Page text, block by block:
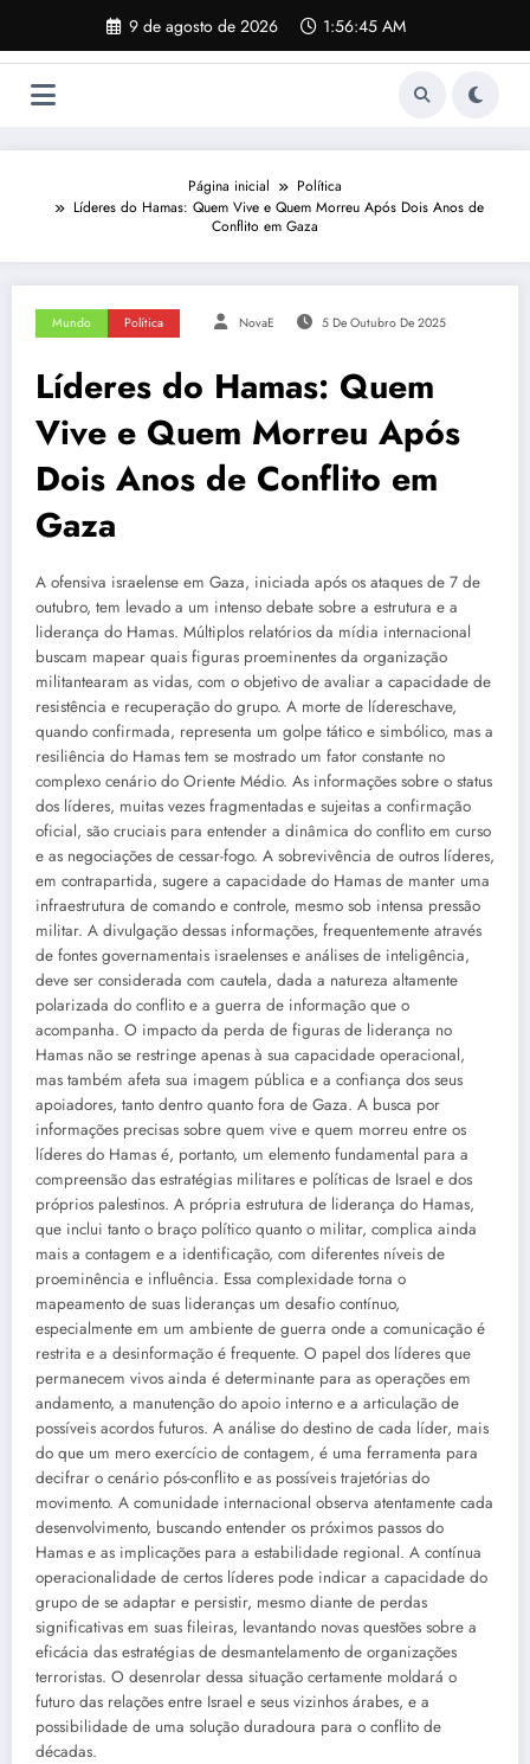
o
9 de agosto de 2026 1:56:46 AM
Página inicial
Política
Líderes do Hamas: Quem Vive e Quem Morreu Após Dois Anos de
Conflito em Gaza
Mundo Política NovaE 5 De Outubro De 2025
Líderes do Hamas: Quem
Vive e Quem Morreu Após
Dois Anos de Conflito em
Gaza
A ofensiva israelense em Gaza, iniciada após os ataques de 7 de
outubro, tem levado a um intenso debate sobre a estrutura e a
liderança do Hamas. Múltiplos relatórios da mídia internacional
buscam mapear quais figuras proeminentes da organização
militantearam as vidas, com o objetivo de avaliar a capacidade de
resistência e recuperação do grupo. A morte de lídereschave,
quando confirmada, representa um golpe tático e simbólico, mas a
resiliência do Hamas tem se mostrado um fator constante no
complexo cenário do Oriente Médio. As informações sobre o status
dos líderes, muitas vezes fragmentadas e sujeitas a confirmação
oficial, são cruciais para entender a dinâmica do conflito em curso
e as negociações de cessar-fogo. A sobrevivência de outros líderes,
em contrapartida, sugere a capacidade do Hamas de manter uma
infraestrutura de comando e controle, mesmo sob intensa pressão
militar. A divulgação dessas informações, frequentemente através
de fontes governamentais israelenses e análises de inteligência,
deve ser considerada com cautela, dada a natureza altamente
polarizada do conflito e a guerra de informação que o
acompanha. O impacto da perda de figuras de liderança no
Hamas não se restringe apenas à sua capacidade operacional,
mas também afeta sua imagem pública e a confiança dos seus
apoiadores, tanto dentro quanto fora de Gaza. A busca por
informações precisas sobre quem vive e quem morreu entre os
líderes do Hamas é, portanto, um elemento fundamental para a
compreensão das estratégias militares e políticas de Israel e dos
próprios palestinos. A própria estrutura de liderança do Hamas,
que inclui tanto o braço político quanto o militar, complica ainda
mais a contagem e a identificação, com diferentes níveis de
proeminência e influência. Essa complexidade torna o
mapeamento de suas lideranças um desafio contínuo,
especialmente em um ambiente de guerra onde a comunicação é
restrita e a desinformação é frequente. O papel dos líderes que
permanecem vivos ainda é determinante para as operações em
andamento, a manutenção do apoio interno e a articulação de
possíveis acordos futuros. A análise do destino de cada líder, mais
do que um mero exercício de contagem, é uma ferramenta para
decifrar o cenário pós-conflito e as possíveis trajetórias do
movimento. A comunidade internacional observa atentamente cada
desenvolvimento, buscando entender os próximos passos do
Hamas e as implicações para a estabilidade regional. A contínua
operacionalidade de certos líderes pode indicar a capacidade do
grupo de se adaptar e persistir, mesmo diante de perdas
significativas em suas fileiras, levantando novas questões sobre a
eficácia das estratégias de desmantelamento de organizações
terroristas. O desenrolar dessa situação certamente moldará o
futuro das relações entre Israel e seus vizinhos árabes, e a
possibilidade de uma solução duradoura para o conflito de
décadas.